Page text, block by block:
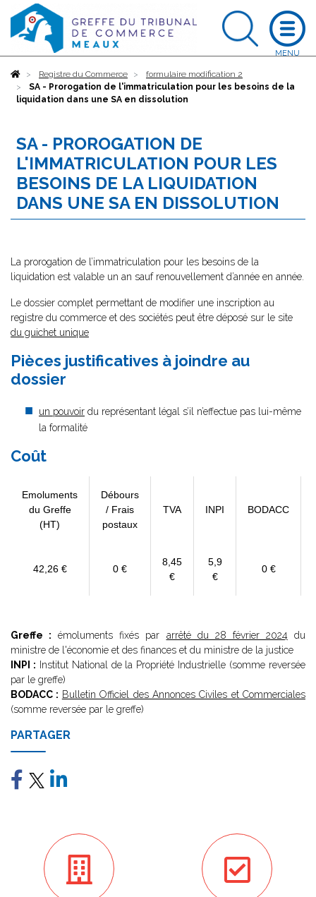
AccueilRegistre du Commerce
formulaire modification 2
SA - Prorogation de l'immatriculation pour les besoins de la
liquidation dans une SA en dissolution
SA - PROROGATION DE
L'IMMATRICULATION POUR LES
BESOINS DE LA LIQUIDATION
DANS UNE SA EN DISSOLUTION
La prorogation de l’immatriculation pour les besoins de la
liquidation est valable un an sauf renouvellement d’année en année.
Le dossier complet permettant de modifier une inscription au
registre du commerce et des sociétés peut être déposé sur le site
du guichet unique
Pièces justificatives à joindre au
dossier
un pouvoir du représentant légal s’il n’effectue pas lui-même
la formalité
Coût
Emoluments
du Greffe
(HT)
Débours
/ Frais
postaux
TVA INPI BODACC
42,26 € 0 €
8,45
€
5,9
€
0 €
Greffe : émoluments fixés par arrêté du 28 février 2024 du
ministre de l'économie et des finances et du ministre de la justice
INPI : Institut National de la Propriété Industrielle (somme reversée
par le greffe)
BODACC : Bulletin Officiel des Annonces Civiles et Commerciales
(somme reversée par le greffe)
PARTAGER